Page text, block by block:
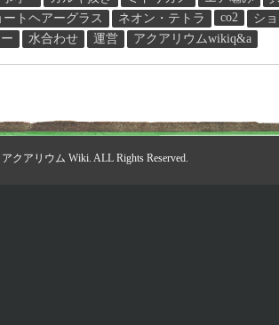
ートヘアーグラス ネオン・テトラ co2
シ
水合わせ 運営 アクアリウムwikiq&a
アクアリウム Wiki. ALL Rights Reserved.